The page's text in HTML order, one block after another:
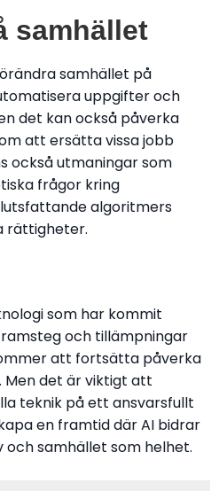
samhället
samhället på
uppgifter och
det kan också påverka
att ersätta vissa jobb
också utmaningar som
frågor kring
algoritmers
rättigheter.
som har kommit
och tillämpningar
att fortsätta påverka
Men det är viktigt att
teknik på ett ansvarsfullt
en framtid där AI bidrar
samhället som helhet.